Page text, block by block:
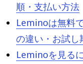
順・支払い方法
Leminoは無料
の違い・お試し
Leminoを見る